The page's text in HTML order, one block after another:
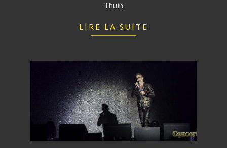
Thuin
LIRE LA SUITE